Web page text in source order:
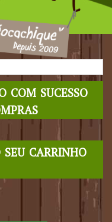
sucesso
carrinho